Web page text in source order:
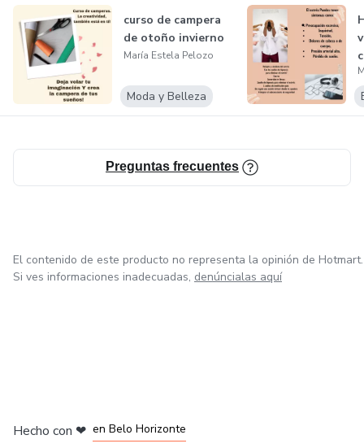
curso de campera
de otoño invierno
María Estela Pelozo
Moda y Belleza
Preguntas frecuentes
El contenido de este producto no representa la opinión de Hotmart.
Si ves informaciones inadecuadas, denúncialas aquí
Hecho con ❤ en Belo Horizonte